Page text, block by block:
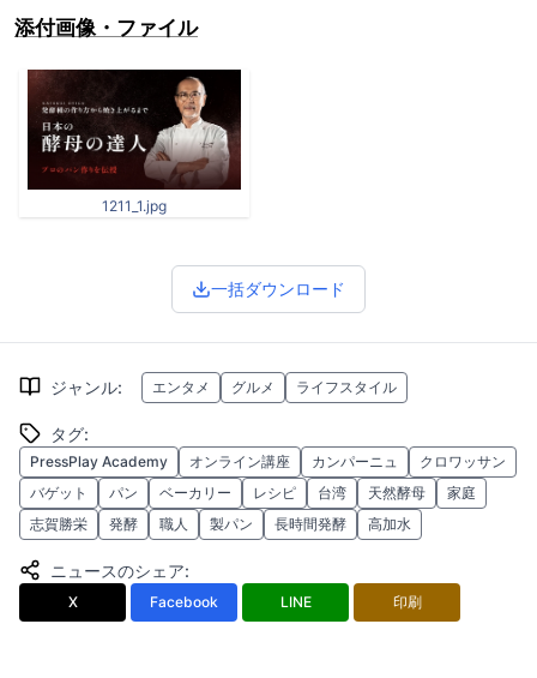
添付画像・ファイル
1211_1.jpg
一括ダウンロード
ジャンル: エンタメ グルメ ライフスタイル
タグ:
PressPlay Academy オンライン講座 カンパーニュ
クロワッサン
バゲット
パン ベーカリー レシピ 台湾 天然酵母
家庭
志賀勝栄
発酵 職人 製パン 長時間発酵 高加水
ニュースのシェア:
X Facebook LINE 印刷